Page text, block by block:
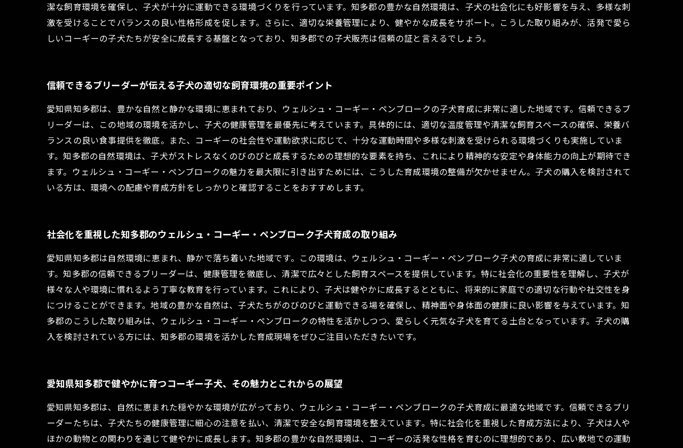
潔な飼育環境を確保し、子犬が十分に運動できる環境づくりを行っています。知多郡の豊かな自然環境は、子犬の社会化にも好影響を与え、多様な刺
激を受けることでバランスの良い性格形成を促します。さらに、適切な栄養管理により、健やかな成長をサポート。こうした取り組みが、活発で愛ら
しいコーギーの子犬たちが安全に成長する基盤となっており、知多郡での子犬販売は信頼の証と言えるでしょう。
信頼できるブリーダーが伝える子犬の適切な飼育環境の重要ポイント
愛知県知多郡は、豊かな自然と静かな環境に恵まれており、ウェルシュ・コーギー・ペンブロークの子犬育成に非常に適した地域です。信頼できるブ
リーダーは、この地域の環境を活かし、子犬の健康管理を最優先に考えています。具体的には、適切な温度管理や清潔な飼育スペースの確保、栄養バ
ランスの良い食事提供を徹底。また、コーギーの社会性や運動欲求に応じて、十分な運動時間や多様な刺激を受けられる環境づくりも実施していま
す。知多郡の自然環境は、子犬がストレスなくのびのびと成長するための理想的な要素を持ち、これにより精神的な安定や身体能力の向上が期待でき
ます。ウェルシュ・コーギー・ペンブロークの魅力を最大限に引き出すためには、こうした育成環境の整備が欠かせません。子犬の購入を検討されて
いる方は、環境への配慮や育成方針をしっかりと確認することをおすすめします。
社会化を重視した知多郡のウェルシュ・コーギー・ペンブローク子犬育成の取り組み
愛知県知多郡は自然環境に恵まれ、静かで落ち着いた地域です。この環境は、ウェルシュ・コーギー・ペンブローク子犬の育成に非常に適していま
す。知多郡の信頼できるブリーダーは、健康管理を徹底し、清潔で広々とした飼育スペースを提供しています。特に社会化の重要性を理解し、子犬が
様々な人や環境に慣れるよう丁寧な教育を行っています。これにより、子犬は健やかに成長するとともに、将来的に家庭での適切な行動や社交性を身
につけることができます。地域の豊かな自然は、子犬たちがのびのびと運動できる場を確保し、精神面や身体面の健康に良い影響を与えています。知
多郡のこうした取り組みは、ウェルシュ・コーギー・ペンブロークの特性を活かしつつ、愛らしく元気な子犬を育てる土台となっています。子犬の購
入を検討されている方には、知多郡の環境を活かした育成現場をぜひご注目いただきたいです。
愛知県知多郡で健やかに育つコーギー子犬、その魅力とこれからの展望
愛知県知多郡は、自然に恵まれた穏やかな環境が広がっており、ウェルシュ・コーギー・ペンブロークの子犬育成に最適な地域です。信頼できるブリ
ーダーたちは、子犬たちの健康管理に細心の注意を払い、清潔で安全な飼育環境を整えています。特に社会化を重視した育成方法により、子犬は人や
ほかの動物との関わりを通じて健やかに成長します。知多郡の豊かな自然環境は、コーギーの活発な性格を育むのに理想的であり、広い敷地での運動